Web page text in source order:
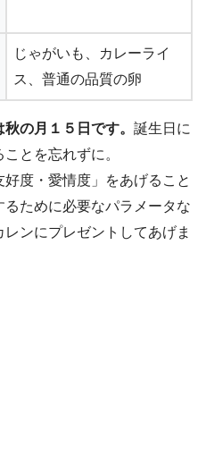
じゃがいも、カレーライ
ス、普通の品質の卵
の月１５日です。 誕生日に
とを忘れずに。
度・愛情度」をあげること
ために必要なパラメータな
ンにプレゼントしてあげま